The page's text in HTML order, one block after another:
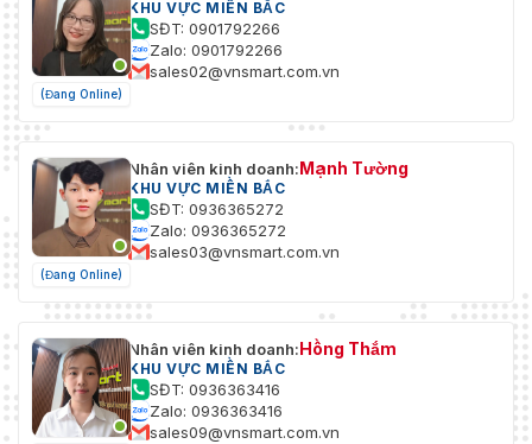
(Đang Online)
KHU VỰC MIỀN BẮC
SĐT: 0901792266
Zalo: 0901792266
sales02@vnsmart.com.vn
(Đang Online)
Nhân viên kinh doanh:Mạnh Tường
KHU VỰC MIỀN BẮC
SĐT: 0936365272
Zalo: 0936365272
sales03@vnsmart.com.vn
Nhân viên kinh doanh:Hồng Thắm
KHU VỰC MIỀN BẮC
SĐT: 0936363416
Zalo: 0936363416
sales09@vnsmart.com.vn